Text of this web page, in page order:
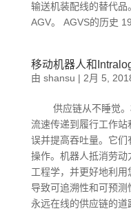
输送机装配线的替代
AGV。 AGVS的历史
移动机器人和
由 shansu | 2月 5,
供应链从不睡觉。
流速传递到履行工作
误并提高吞吐量。它
操作。机器人抵消劳
工程学，并更好地利
导致可追溯性和可预
永远在线的供应链的道